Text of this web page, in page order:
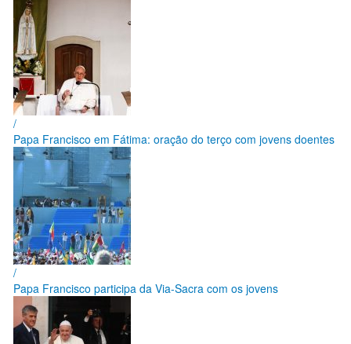
/
Papa Francisco em Fátima: oração do terço com jovens doentes
/
Papa Francisco participa da Via-Sacra com os jovens